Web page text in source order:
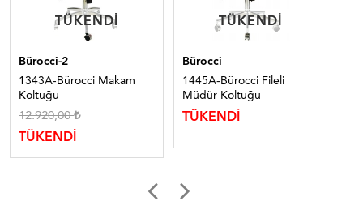
TÜKENDI
TÜKENDI
Bürocci-2
1343A-Bürocci Makam
Koltuğu
12.920,00
TÜKENDİ
TÜKENDI
TÜKENDI
Bürocci
1445A-Bürocci Fileli
Müdür Koltuğu
TÜKENDİ